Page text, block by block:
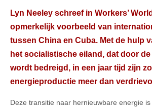
Lyn Neeley schreef in Workers’
opmerkelijk voorbeeld van
tussen China en Cuba. Met de hulp
het socialistische eiland, dat door
wordt bedreigd, in een jaar tijd zijn
energieproductie meer dan
Deze transitie naar hernieuwbare energie